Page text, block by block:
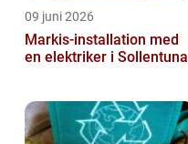
09 juni 2026
Markis-installation med
en elektriker i Sollentuna